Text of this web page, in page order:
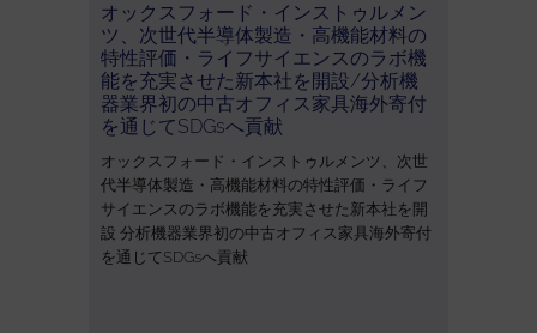
オックスフォード・インストゥルメン
ツ、次世代半導体製造・高機能材料の
特性評価・ライフサイエンスのラボ機
能を充実させた新本社を開設/分析機
器業界初の中古オフィス家具海外寄付
を通じてSDGsへ貢献
オックスフォード・インストゥルメンツ、次世
代半導体製造・高機能材料の特性評価・ライフ
サイエンスのラボ機能を充実させた新本社を開
設 分析機器業界初の中古オフィス家具海外寄付
を通じてSDGsへ貢献